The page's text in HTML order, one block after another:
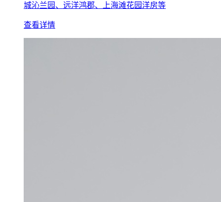
城沁兰园、远洋鸿郡、上海滩花园洋房等
查看详情